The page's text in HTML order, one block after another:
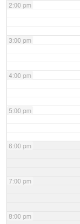
2:00 pm
3:00 pm
4:00 pm
5:00 pm
6:00 pm
7:00 pm
8:00 pm